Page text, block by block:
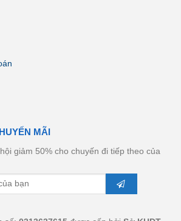
MÃI
giảm 50% cho chuyến đi tiếp theo của